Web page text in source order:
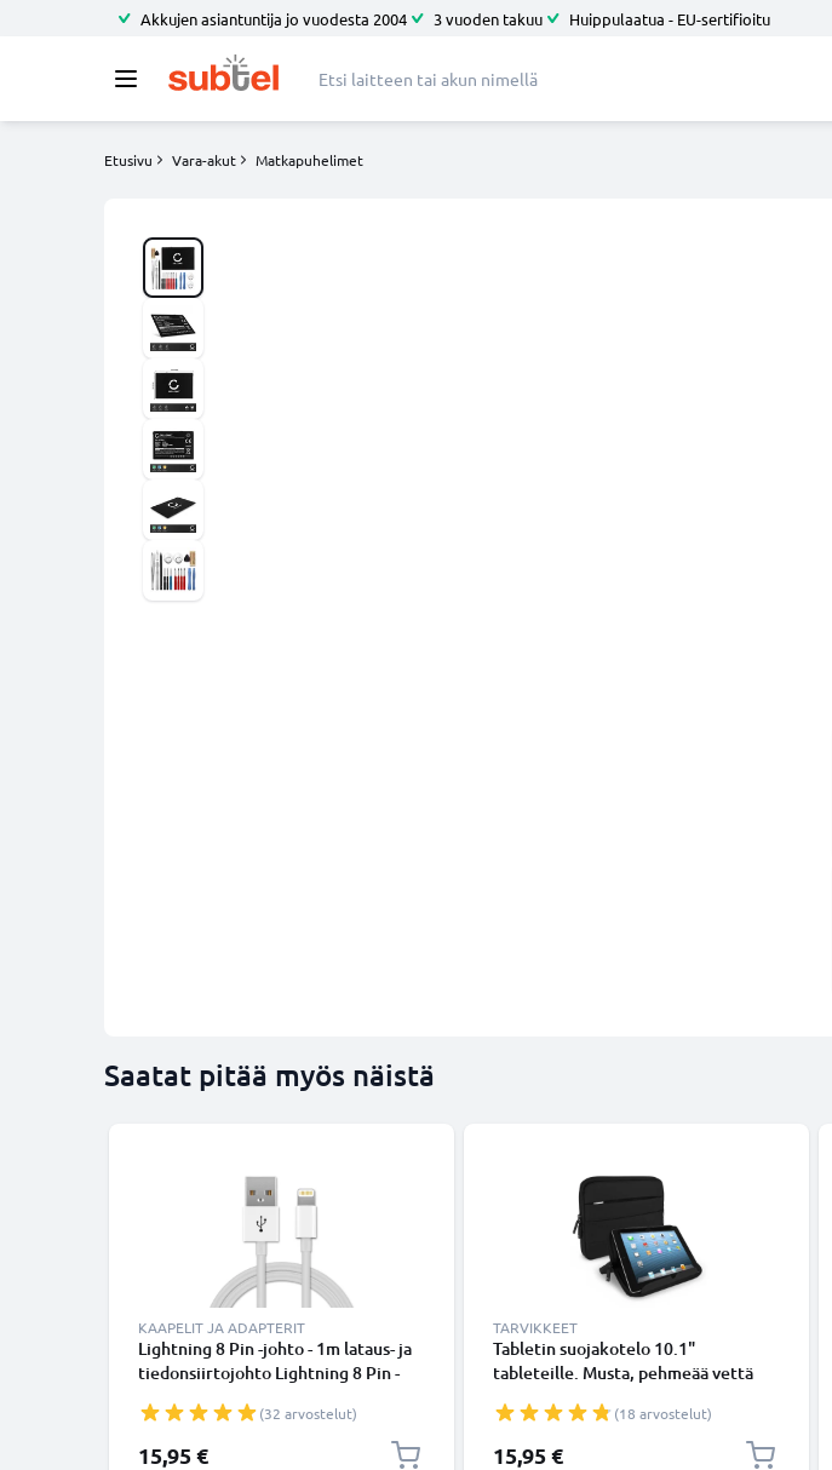
Akkujen asiantuntija jo vuodesta 2004 3 vuoden takuu Huippulaatua - EU-sertifioitu
Etusivu Vara-akut Matkapuhelimet
Saatat pitää myös näistä
KAAPELIT JA ADAPTERIT
Lightning 8 Pin -johto - 1m lataus- ja
tiedonsiirtojohto Lightning 8 Pin -
(32 arvostelut)
15,95 €
TARVIKKEET
Tabletin suojakotelo 10.1"
tableteille. Musta, pehmeää vettä
pehmuste, toimii myös jalustana,
CELLONIC
(18 arvostelut)
15,95 €